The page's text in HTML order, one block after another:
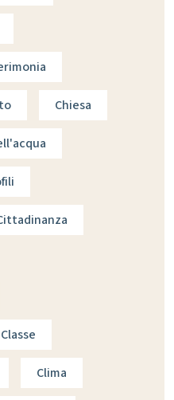
Chiesa
Classe
Clima